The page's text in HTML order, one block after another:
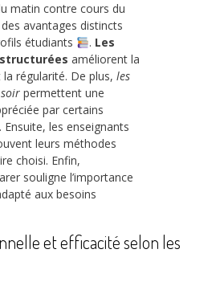
matin contre cours du
avantages distincts
étudiants
. Les
améliorent la
la régularité. De plus, les
permettent une
par certains
Ensuite, les enseignants
leurs méthodes
choisi. Enfin,
souligne l’importance
aux besoins
et efficacité selon les